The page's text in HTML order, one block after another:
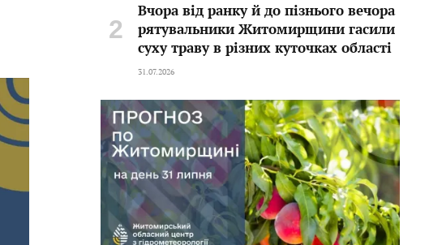
Вчора від ранку й до пізнього вечора
рятувальники Житомирщини гасили
суху траву в різних куточках області
31.07.2026